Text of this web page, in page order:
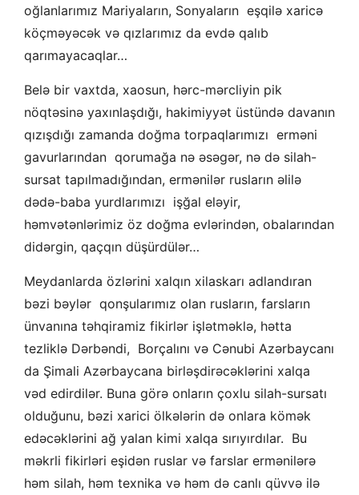
oğlanlarımız Mariyaların, Sonyaların eşqilə xaricə
köçməyəcək və qızlarımız da evdə qalıb
qarımayacaqlar…
Belə bir vaxtda, xaosun, hərc-mərcliyin pik
nöqtəsinə yaxınlaşdığı, hakimiyyət üstündə davanın
qızışdığı zamanda doğma torpaqlarımızı erməni
gavurlarından qorumağa nə əsəgər, nə də silah-
sursat tapılmadığından, ermənilər rusların əlilə
dədə-baba yurdlarımızı işğal eləyir,
həmvətənlərimiz öz doğma evlərindən, obalarından
didərgin, qaçqın düşürdülər…
Meydanlarda özlərini xalqın xilaskarı adlandıran
bəzi bəylər qonşularımız olan rusların, farsların
ünvanına təhqiramiz fikirlər işlətməklə, hətta
tezliklə Dərbəndi, Borçalını və Cənubi Azərbaycanı
da Şimali Azərbaycana birləşdirəcəklərini xalqa
vəd edirdilər. Buna görə onların çoxlu silah-sursatı
olduğunu, bəzi xarici ölkələrin də onlara kömək
edəcəklərini ağ yalan kimi xalqa sırıyırdılar. Bu
məkrli fikirləri eşidən ruslar və farslar ermənilərə
həm silah, həm texnika və həm də canlı qüvvə ilə